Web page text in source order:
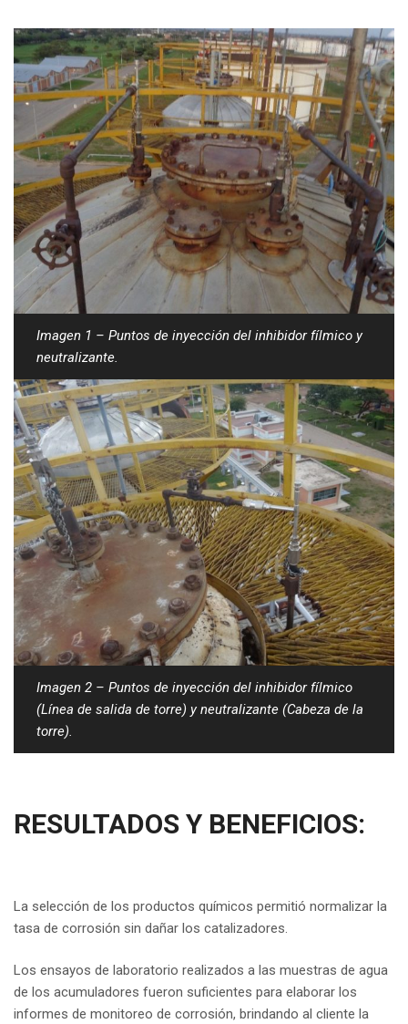
Imagen 1 – Puntos de inyección del inhibidor fílmico y
neutralizante.
Imagen 2 – Puntos de inyección del inhibidor fílmico
(Línea de salida de torre) y neutralizante (Cabeza de la
torre).
RESULTADOS Y BENEFICIOS:
La selección de los productos químicos permitió normalizar la
tasa de corrosión sin dañar los catalizadores.
Los ensayos de laboratorio realizados a las muestras de agua
de los acumuladores fueron suficientes para elaborar los
informes de monitoreo de corrosión, brindando al cliente la